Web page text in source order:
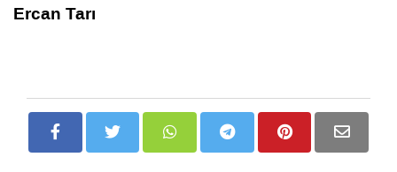
Ercan Tarı